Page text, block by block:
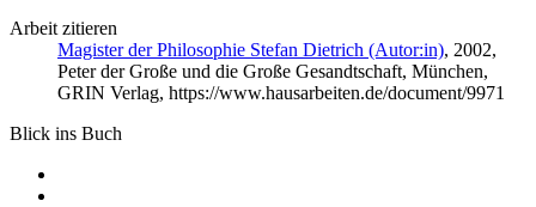
Arbeit zitieren
Magister der Philosophie Stefan Dietrich (Autor:in), 2002,
Peter der Große und die Große Gesandtschaft, München,
GRIN Verlag, https://www.hausarbeiten.de/document/9971
Blick ins Buch